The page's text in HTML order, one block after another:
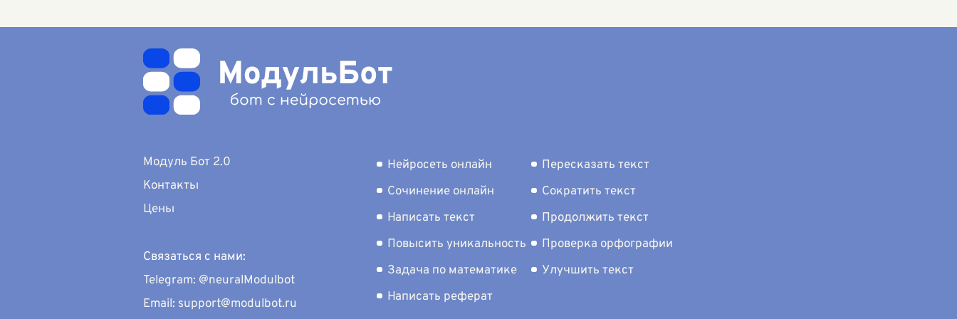
многогранном существе
Модуль Бот 2.0
Контакты
Цены
Связаться с нами:
Telegram: @neuralModulbot
Email: support@modulbot.ru
Нейросеть онлайн
Пересказать текст
Сочинение онлайн
Сократить текст
Написать текст
Продолжить текст
Повысить уникальность
Проверка орфографии
Задача по математике
Улучшить текст
Написать реферат